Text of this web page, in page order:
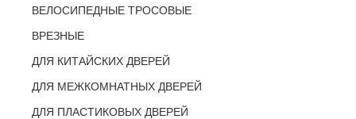
ВЕЛОСИПЕДНЫЕ ТРОСОВЫЕ
ВРЕЗНЫЕ
ДЛЯ КИТАЙСКИХ ДВЕРЕЙ
ДЛЯ МЕЖКОМНАТНЫХ ДВЕРЕЙ
ДЛЯ ПЛАСТИКОВЫХ ДВЕРЕЙ